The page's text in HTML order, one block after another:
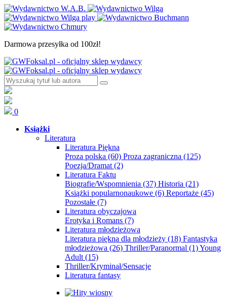
Darmowa przesyłka od 100zł!
0
Książki
Literatura
Literatura Piękna
Proza polska (60) Proza zagraniczna (125)
Poezja/Dramat (2)
Literatura Faktu
Biografie/Wspomnienia (37) Historia (21)
Książki popularnonaukowe (6) Reportaże (45)
Pozostałe (7)
Literatura obyczajowa
Erotyka i Romans (7)
Literatura młodzieżowa
Literatura piękna dla młodzieży (18) Fantastyka
młodzieżowa (26) Thriller/Paranormal (1)Young
Adult (15)
Thriller/Kryminał/Sensacje
Literatura fantasy